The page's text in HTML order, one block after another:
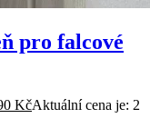
pro falcové
KčAktuální cena je: 2